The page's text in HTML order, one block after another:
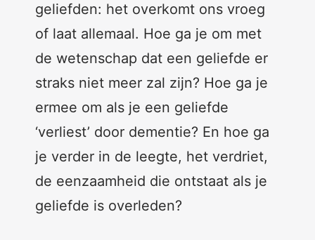
geliefden: het overkomt ons vroeg
of laat allemaal. Hoe ga je om met
de wetenschap dat een geliefde er
straks niet meer zal zijn? Hoe ga je
ermee om als je een geliefde
‘verliest’ door dementie? En hoe ga
je verder in de leegte, het verdriet,
de eenzaamheid die ontstaat als je
geliefde is overleden?